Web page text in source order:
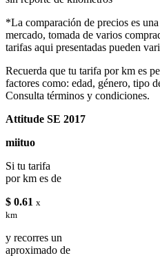
*La comparación de precios es
mercado, tomada de varios
tarifas aqui presentadas pueden
Recuerda que tu tarifa por km es
factores como: edad, género, tipo
Consulta términos y condiciones.
Attitude SE 2017
miituo
Si tu tarifa
por km es de
$ 0.61 x
km
y recorres un
aproximado de